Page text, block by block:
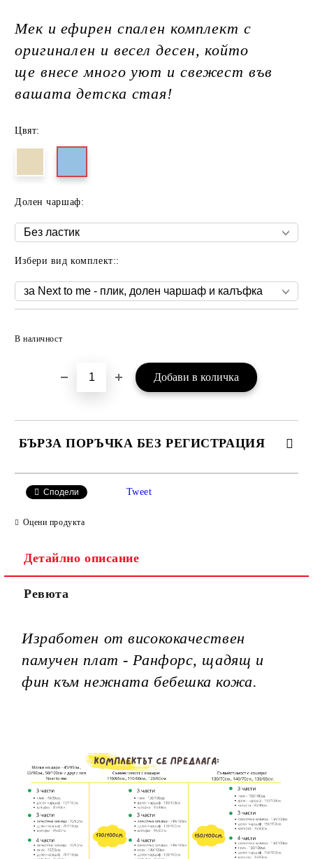
Мек и ефирен спален комплект с
оригинален и весел десен, който
ще внесе много уют и свежест във
вашата детска стая!
Цвят:
Долен чаршаф:
Избери вид комплект::
В наличност
БЪРЗА ПОРЪЧКА БЕЗ РЕГИСТРАЦИЯ
Сподели Tweet
Оцени продукта
Детайлно описание
Ревюта
Изработен от висококачествен
памучен плат - Ранфорс, щадящ и
фин към нежната бебешка кожа.